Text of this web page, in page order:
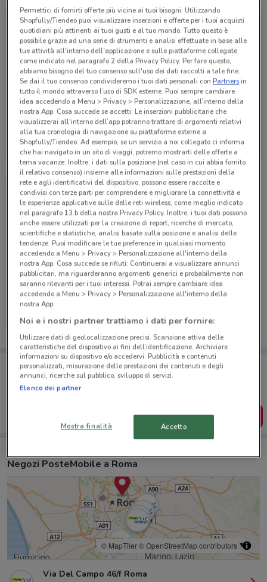
PosteMobile
Scade il 17/08 6.6 km
PosteMobile
Scade il 05/09 6.6 km
Porta DoveConviene sempre con te!
Puoi trovare le migliori offerte dei negozi vicino a te,
salvarle e creare la tua lista del risparmio, comodamente
dal tuo cellulare.
SCARICA L’APP
Negozi PosteMobile a Roma
© MapTiler© OpenStreetMap contributors
Via Del Campo 46/f Roma
Permettici di fornirti offerte più vicine ai tuoi bisogni: Utilizzando
Shopfully/Tiendeo puoi visualizzare inserzioni e offerte per i tuoi acquisti
quotidiani più attinenti ai tuoi gusti e al tuo mondo. Tutto questo è
possibile grazie ad una serie di strumenti e analisi effettuate in base alle
tue attività all'interno dell'applicazione e sulle piattaforme collegate,
come indicato nel paragrafo 2 della Privacy Policy. Per fare questo,
abbiamo bisogno del tuo consenso sull'uso dei dati raccolti a tale fine.
Se dai il tuo consenso condivideremo i tuoi dati personali conPartnersin
tutto il mondo attraverso l’uso di SDK esterne. Puoi sempre cambiare
idea accedendo a Menu > Privacy > Personalizzazione, all’interno della
nostra App. Cosa succede se accetti: Le inserzioni pubblicitarie che
visualizzerai all'interno dell’app potranno trattare di argomenti relativi
alla tua cronologia di navigazione su piattaforme esterne a
Shopfully/Tiendeo. Ad esempio, se un servizio a noi collegato ci informa
che hai navigato in un sito di viaggi, potremo mostrarti delle offerte a
tema vacanze. Inoltre, i dati sulla posizione (nel caso in cui abbia fornito
il relativo consenso) insieme alle informazioni sulle prestazioni della
rete e agli identificativi del dispositivo, possono essere raccolte e
condivisi con terze parti per comprendere e migliorare la connettività e
le esperienze applicative sulle delle reti wireless, come meglio indicato
nel paragrafo 13.b della nostra Privacy Policy. Inoltre, i tuoi dati possono
anche essere utilizzati per la creazione di report, ricerche di mercato,
scientifiche e statistiche, analisi basate sulla posizione e analisi delle
tendenze. Puoi modificare le tue preferenze in qualsiasi momento
accedendo a Menu > Privacy > Personalizzazione all'interno della
nostra App. Cosa succede se rifiuti: Continuerai a visualizzare annunci
pubblicitari, ma riguarderanno argomenti generici e probabilmente non
saranno rilevanti per i tuoi interessi. Potrai sempre cambiare idea
accedendo a Menu > Privacy > Personalizzazione all'interno della
nostra App.
Noi e i nostri partner trattiamo i dati per fornire:
Utilizzare dati di geolocalizzazione precisi. Scansione attiva delle
caratteristiche del dispositivo ai fini dell’identificazione. Archiviare
informazioni su dispositivo e/o accedervi. Pubblicità e contenuti
personalizzati, misurazione delle prestazioni dei contenuti e degli
annunci, ricerche sul pubblico, sviluppo di servizi.
Elenco dei partner
Mostra finalità Accetto